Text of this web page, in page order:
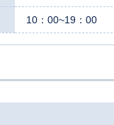
10：00~19：00